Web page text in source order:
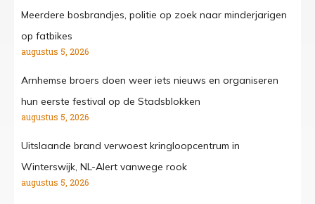
Meerdere bosbrandjes, politie op zoek naar minderjarigen
op fatbikes
augustus 5, 2026
Arnhemse broers doen weer iets nieuws en organiseren
hun eerste festival op de Stadsblokken
augustus 5, 2026
Uitslaande brand verwoest kringloopcentrum in
Winterswijk, NL-Alert vanwege rook
augustus 5, 2026